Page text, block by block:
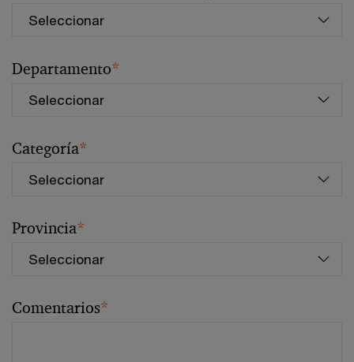
Departamento*
Categoría*
Provincia*
Comentarios*